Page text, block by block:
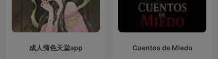
成人情色天堂app Cuentos de Miedo